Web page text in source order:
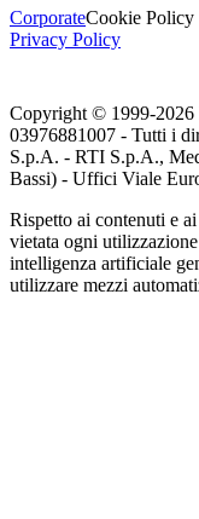
CorporateCookie Policy
Privacy Policy
Copyright © 1999-2026
03976881007 - Tutti i
S.p.A. - RTI S.p.A.,
Bassi) - Uffici Viale
Rispetto ai contenuti e
vietata ogni
intelligenza artificiale
utilizzare mezzi